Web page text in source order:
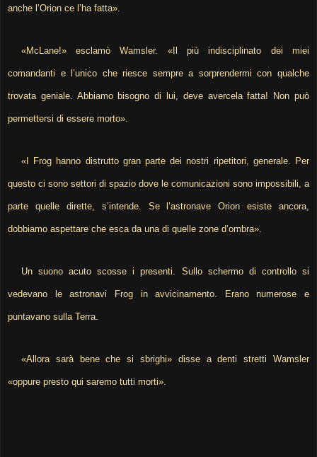
anche l’Orion ce l’ha fatta».
«McLane!» esclamò Wamsler. «Il più indisciplinato dei miei
comandanti e l’unico che riesce sempre a sorprendermi con qualche
trovata geniale. Abbiamo bisogno di lui, deve avercela fatta! Non può
permettersi di essere morto».
«I Frog hanno distrutto gran parte dei nostri ripetitori, generale. Per
questo ci sono settori di spazio dove le comunicazioni sono impossibili, a
parte quelle dirette, s’intende. Se l’astronave Orion esiste ancora,
dobbiamo aspettare che esca da una di quelle zone d’ombra».
Un suono acuto scosse i presenti. Sullo schermo di controllo si
vedevano le astronavi Frog in avvicinamento. Erano numerose e
puntavano sulla Terra.
«Allora sarà bene che si sbrighi» disse a denti stretti Wamsler
«oppure presto qui saremo tutti morti».